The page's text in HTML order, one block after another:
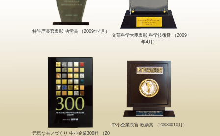
特許庁長官表彰 功労賞 （2009年4月）
文部科学大臣表彰 科学技術賞 （2009
年4月）
元気なモノづくり 中小企業300社 （20
中小企業長官 激励賞 （2003年10月）